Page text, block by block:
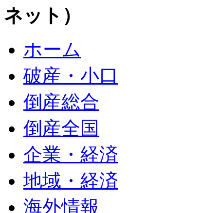
ネット）
ホーム
破産・小口
倒産総合
倒産全国
企業・経済
地域・経済
海外情報